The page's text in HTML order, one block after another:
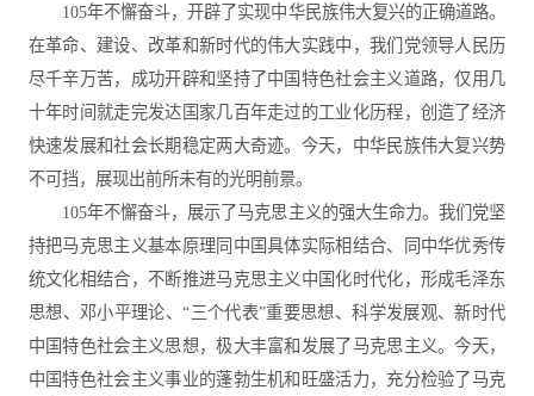
105年不懈奋斗，开辟了实现中华民族伟大复兴的正确道路。
在革命、建设、改革和新时代的伟大实践中，我们党领导人民历
尽千辛万苦，成功开辟和坚持了中国特色社会主义道路，仅用几
十年时间就走完发达国家几百年走过的工业化历程，创造了经济
快速发展和社会长期稳定两大奇迹。今天，中华民族伟大复兴势
不可挡，展现出前所未有的光明前景。
105年不懈奋斗，展示了马克思主义的强大生命力。我们党坚
持把马克思主义基本原理同中国具体实际相结合、同中华优秀传
统文化相结合，不断推进马克思主义中国化时代化，形成毛泽东
思想、邓小平理论、“三个代表”重要思想、科学发展观、新时代
中国特色社会主义思想，极大丰富和发展了马克思主义。今天，
中国特色社会主义事业的蓬勃生机和旺盛活力，充分检验了马克